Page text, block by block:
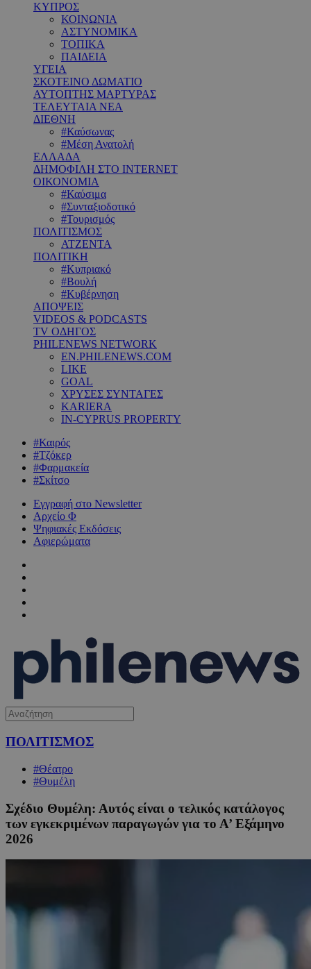
ΚΥΠΡΟΣ
ΚΟΙΝΩΝΙΑ
ΑΣΤΥΝΟΜΙΚΑ
ΤΟΠΙΚΑ
ΠΑΙΔΕΙΑ
ΥΓΕΙΑ
ΣΚΟΤΕΙΝΟ ΔΩΜΑΤΙΟ
ΑΥΤΟΠΤΗΣ ΜΑΡΤΥΡΑΣ
ΤΕΛΕΥΤΑΙΑ ΝΕΑ
ΔΙΕΘΝΗ
#Καύσωνας
#Μέση Ανατολή
ΕΛΛΑΔΑ
ΔΗΜΟΦΙΛΗ ΣΤΟ INTERNET
ΟΙΚΟΝΟΜΙΑ
#Καύσιμα
#Συνταξιοδοτικό
#Τουρισμός
ΠΟΛΙΤΙΣΜΟΣ
ΑΤΖΕΝΤΑ
ΠΟΛΙΤΙΚΗ
#Κυπριακό
#Βουλή
#Κυβέρνηση
ΑΠΟΨΕΙΣ
VIDEOS & PODCASTS
TV ΟΔΗΓΟΣ
PHILENEWS NETWORK
EN.PHILENEWS.COM
LIKE
GOAL
ΧΡΥΣΕΣ ΣΥΝΤΑΓΕΣ
KARIERA
IN-CYPRUS PROPERTY
#Καιρός
#Τζόκερ
#Φαρμακεία
#Σκίτσο
Εγγραφή στο Newsletter
Αρχείο Φ
Ψηφιακές Εκδόσεις
Αφιερώματα
ΠΟΛΙΤΙΣΜΟΣ
#Θέατρο
#Θυμέλη
Σχέδιο Θυμέλη: Αυτός είναι ο τελικός κατάλογος
των εγκεκριμένων παραγωγών για το Α’ Εξάμηνο
2026